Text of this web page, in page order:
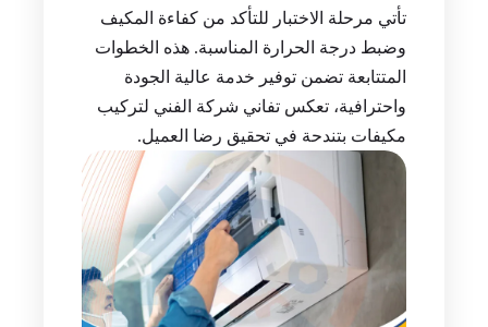
تأتي مرحلة الاختبار للتأكد من كفاءة المكيف
وضبط درجة الحرارة المناسبة. هذه الخطوات
المتتابعة تضمن توفير خدمة عالية الجودة
واحترافية، تعكس تفاني شركة الفني لتركيب
مكيفات بتندحة في تحقيق رضا العميل.